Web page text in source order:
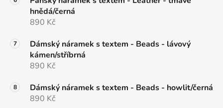
hnědá/černá
890 Kč
Dámský náramek s textem - Beads - lávový
kámen/stříbrná
890 Kč
Dámský náramek s textem - Beads - howlit/černá
890 Kč